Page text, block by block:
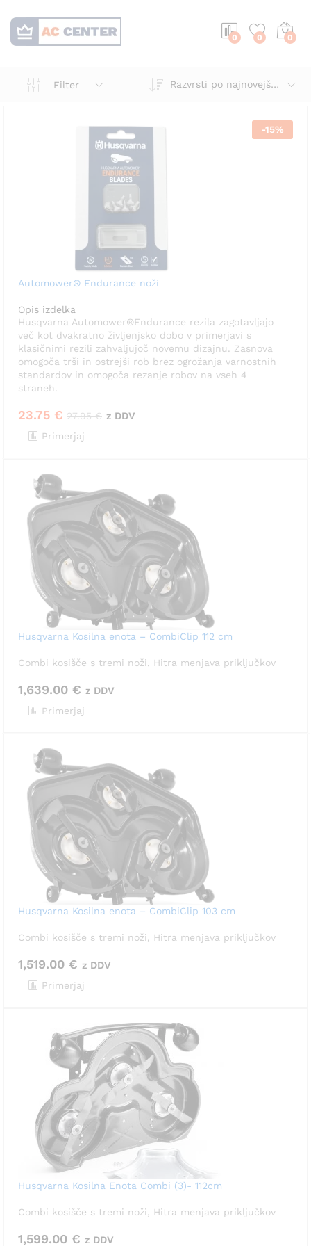
0 0 0
Filter Razvrsti po najnovejšem
-15%
Automower® Endurance noži
Opis izdelka
Husqvarna Automower®Endurance rezila zagotavljajo
več kot dvakratno življenjsko dobo v primerjavi s
klasičnimi rezili zahvaljujoč novemu dizajnu. Zasnova
omogoča trši in ostrejši rob brez ogrožanja varnostnih
standardov in omogoča rezanje robov na vseh 4
straneh.
23.75 € 27.95€ z DDV
Primerjaj
Husqvarna Kosilna enota – CombiClip 112 cm
Combi kosišče s tremi noži, Hitra menjava priključkov
1,639.00 € z DDV
Primerjaj
Husqvarna Kosilna enota – CombiClip 103 cm
Combi kosišče s tremi noži, Hitra menjava priključkov
1,519.00 € z DDV
Primerjaj
Husqvarna Kosilna Enota Combi (3)- 112cm
Combi kosišče s tremi noži, Hitra menjava priključkov
1,599.00 € z DDV